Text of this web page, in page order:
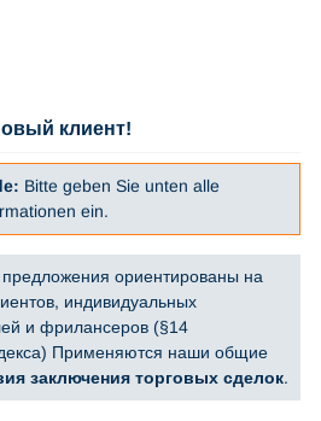
клиент!
Bitte geben Sie unten alle
ein.
ориентированы на
индивидуальных
и фрилансеров (§14
Применяются наши общие
заключения торговых сделок.